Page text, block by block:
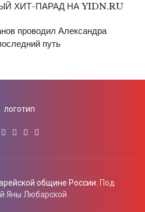
ХИТ-ПАРАД НА YIDN.RU
проводил Александра
путь
общине России. Под
Яны Любарской